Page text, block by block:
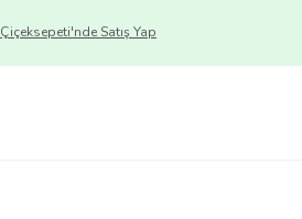
Çiçeksepeti'nde Satış Yap